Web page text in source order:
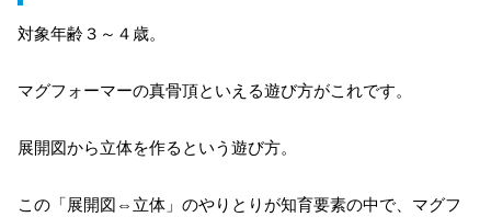
対象年齢３～４歳。
マグフォーマーの真骨頂といえる遊び方がこれです。
展開図から立体を作るという遊び方。
この「展開図⇔立体」のやりとりが知育要素の中で、マグフ